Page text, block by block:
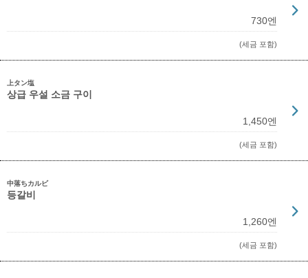
730엔
(세금 포함)
上タン塩
상급 우설 소금 구이
1,450엔
(세금 포함)
中落ちカルビ
등갈비
1,260엔
(세금 포함)